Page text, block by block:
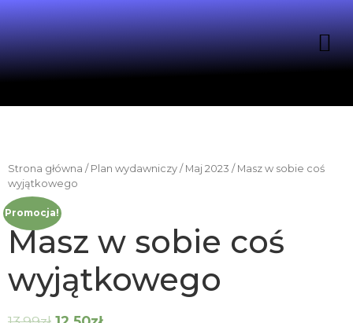
Strona główna / Plan wydawniczy / Maj 2023 / Masz w sobie coś
wyjątkowego
Promocja!
Masz w sobie coś
wyjątkowego